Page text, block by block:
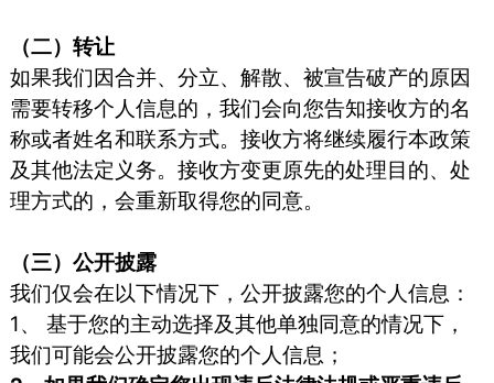
（二）转让
如果我们因合并、分立、解散、被宣告破产的原因
需要转移个人信息的，我们会向您告知接收方的名
称或者姓名和联系方式。接收方将继续履行本政策
及其他法定义务。接收方变更原先的处理目的、处
理方式的，会重新取得您的同意。
（三）公开披露
我们仅会在以下情况下，公开披露您的个人信息：
1、 基于您的主动选择及其他单独同意的情况下，
我们可能会公开披露您的个人信息；